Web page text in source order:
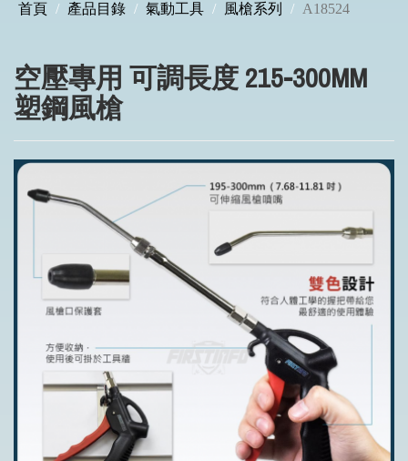
首頁 產品目錄 氣動工具 風槍系列 A18524
空壓專用 可調長度 215-300MM
塑鋼風槍